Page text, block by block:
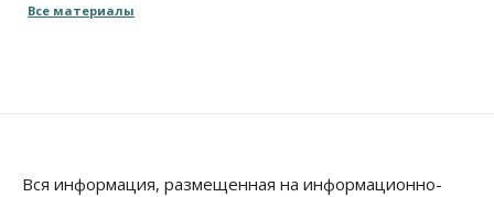
07 Августа 2026, 13:55
Все материалы
Вся информация, размещенная на информационно-